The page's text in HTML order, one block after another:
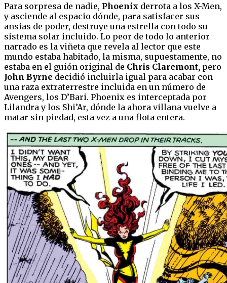
Para sorpresa de nadie, Phoenix derrota a los X-Men,
y asciende al espacio dónde, para satisfacer sus
ansias de poder, destruye una estrella con todo su
sistema solar incluido. Lo peor de todo lo anterior
narrado es la viñeta que revela al lector que este
mundo estaba habitado, la misma, supuestamente, no
estaba en el guión original de Chris Claremont, pero
John Byrne decidió incluirla igual para acabar con
una raza extraterrestre incluida en un número de
Avengers, los D’Bari. Phoenix es interceptada por
Lilandra y los Shi’Ar, dónde la ahora villana vuelve a
matar sin piedad, esta vez a una flota entera.